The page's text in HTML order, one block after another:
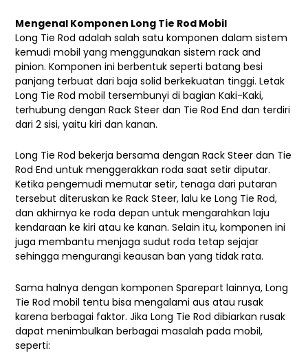
Mengenal Komponen Long Tie Rod Mobil
Long Tie Rod adalah salah satu komponen dalam sistem
kemudi mobil yang menggunakan sistem rack and
pinion. Komponen ini berbentuk seperti batang besi
panjang terbuat dari baja solid berkekuatan tinggi. Letak
Long Tie Rod mobil tersembunyi di bagian Kaki-Kaki,
terhubung dengan Rack Steer dan Tie Rod End dan terdiri
dari 2 sisi, yaitu kiri dan kanan.
Long Tie Rod bekerja bersama dengan Rack Steer dan Tie
Rod End untuk menggerakkan roda saat setir diputar.
Ketika pengemudi memutar setir, tenaga dari putaran
tersebut diteruskan ke Rack Steer, lalu ke Long Tie Rod,
dan akhirnya ke roda depan untuk mengarahkan laju
kendaraan ke kiri atau ke kanan. Selain itu, komponen ini
juga membantu menjaga sudut roda tetap sejajar
sehingga mengurangi keausan ban yang tidak rata.
Sama halnya dengan komponen Sparepart lainnya, Long
Tie Rod mobil tentu bisa mengalami aus atau rusak
karena berbagai faktor. Jika Long Tie Rod dibiarkan rusak
dapat menimbulkan berbagai masalah pada mobil,
seperti: